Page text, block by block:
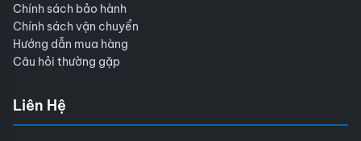
Chính sách bảo hành
Chính sách vận chuyển
Hướng dẫn mua hàng
Câu hỏi thường gặp
Liên Hệ